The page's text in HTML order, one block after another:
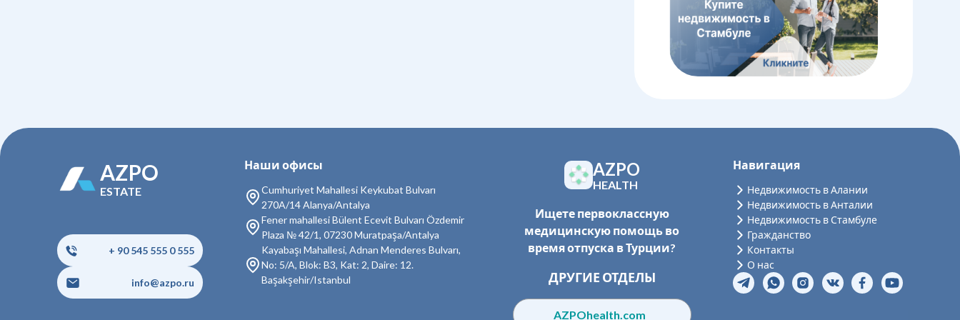
AZPO
ESTATE
+ 90 545 555 0 555
info@azpo.ru
Наши офисы
Cumhuriyet Mahallesi Keykubat Bulvarı
270A/14 Alanya/Antalya
Fener mahallesi Bülent Ecevit Bulvarı Özdemir
Plaza № 42/1, 07230 Muratpaşa/Antalya
Kayabaşı Mahallesi, Adnan Menderes Bulvarı,
No: 5/A, Blok: B3, Kat: 2, Daire: 12.
Başakşehir/Istanbul
AZPO
HEALTH
Ищете первоклассную
медицинскую помощь во
время отпуска в Турции?
ДРУГИЕ ОТДЕЛЫ
AZPOhealth.com
Навигация
Недвижимость в Алании
Недвижимость в Анталии
Недвижимость в Стамбуле
Гражданство
Контакты
О нас